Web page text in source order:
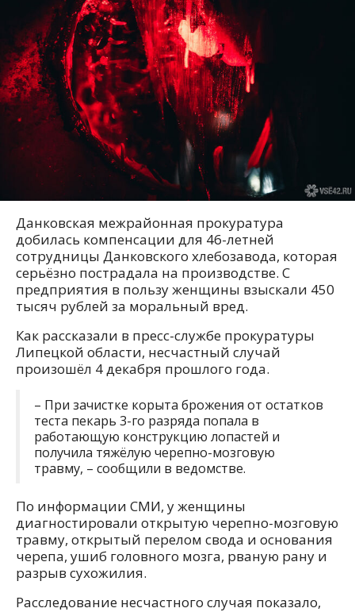
Данковская межрайонная прокуратура
добилась компенсации для 46-летней
сотрудницы Данковского хлебозавода, которая
серьёзно пострадала на производстве. С
предприятия в пользу женщины взыскали 450
тысяч рублей за моральный вред.
Как рассказали в пресс-службе прокуратуры
Липецкой области, несчастный случай
произошёл 4 декабря прошлого года.
– При зачистке корыта брожения от остатков
теста пекарь 3-го разряда попала в
работающую конструкцию лопастей и
получила тяжёлую черепно-мозговую
травму, – сообщили в ведомстве.
По информации СМИ, у женщины
диагностировали открытую черепно-мозговую
травму, открытый перелом свода и основания
черепа, ушиб головного мозга, рваную рану и
разрыв сухожилия.
Расследование несчастного случая показало,